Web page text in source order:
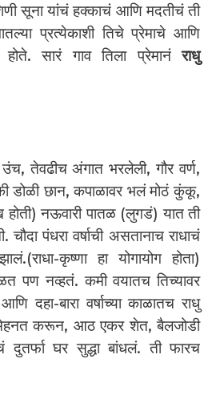
सूना यांचं हक्काचं आणि मदतीचं ती
प्रत्येकाशी तिचे प्रेमाचे आणि
सारं गाव तिला प्रेमानंराधु
तेवढीच अंगात भरलेली, गौर वर्ण,
डोळी छान, कपाळावर भलं मोठं कुंकू,
नऊवारी पातळ (लुगडं) यात ती
पंधरा वर्षाची असतानाच राधाचं
कृष्णा हा योगायोग होता)
पण नव्हतं. कमी वयातच तिच्यावर
दहा-बारा वर्षाच्या काळातच राधु
करून, आठ एकर शेत, बैलजोडी
दुतर्फा घर सुद्धा बांधलं. ती फारच